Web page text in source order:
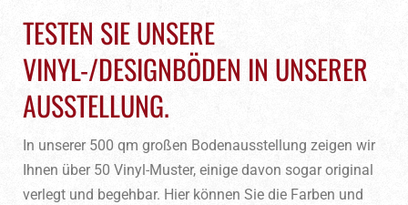
TESTEN SIE UNSERE
VINYL-/DESIGNBÖDEN IN UNSERER
AUSSTELLUNG.
In unserer 500 qm großen Bodenausstellung zeigen wir
Ihnen über 50 Vinyl-Muster, einige davon sogar original
verlegt und begehbar. Hier können Sie die Farben und